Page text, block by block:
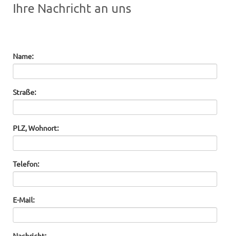
Ihre Nachricht an uns
Name:
Straße:
PLZ, Wohnort:
Telefon:
E-Mail: